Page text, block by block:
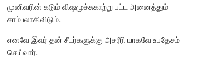
முனிவரின் கடும் விஷமூச்சுகாற்று பட்ட அனைத்தும்
சாம்பலாகிவிடும்.
எனவே இவர் தன் சீடர்களுக்கு அசரீரி யாகவே உபதேசம்
செய்வார்.